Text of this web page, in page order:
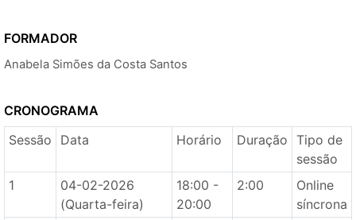
FORMADOR
Anabela Simões da Costa Santos
CRONOGRAMA
Sessão
Data Horário Duração Tipo de
sessão
1
04-02-2026
(Quarta-feira)
18:00 -
20:00
2:00
Online
síncrona